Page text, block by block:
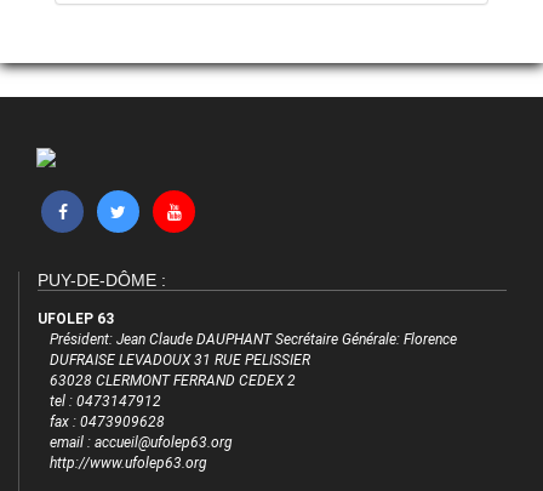
PUY-DE-DÔME :
UFOLEP 63
Président: Jean Claude DAUPHANT Secrétaire Générale: Florence
DUFRAISE LEVADOUX 31 RUE PELISSIER
63028 CLERMONT FERRAND CEDEX 2
tel : 0473147912
fax : 0473909628
email : accueil@ufolep63.org
http://www.ufolep63.org